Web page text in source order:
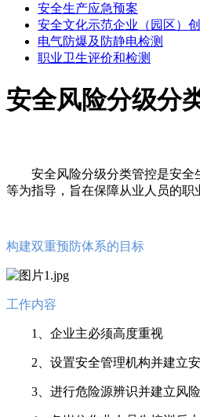
安全生产应急预案
安全文化示范企业（园区）
电气防爆及防静电检测
职业卫生评价和检测
安全风险分级分
安全风险分级分类管控是安
等为指导，旨在保障从业人员的职
构建双重预防体系的目标
工作内容
1、企业主必须高度重视
2、设置安全管理机构并建立
3、进行危险源辨识并建立风